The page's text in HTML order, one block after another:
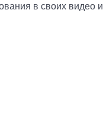
в своих видео и